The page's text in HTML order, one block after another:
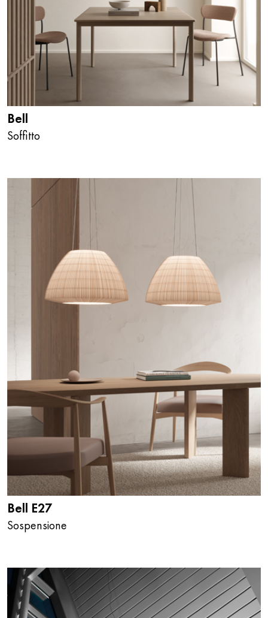
Bell
Soffitto
Bell E27
Sospensione